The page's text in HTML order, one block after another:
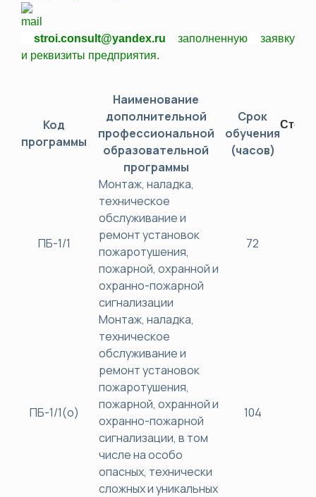
stroi.consult@yandex.ru
заполненную заявку
и реквизиты предприятия.
Код
программы
Наименование
дополнительной
профессиональной
образовательной
программы
Срок
обучения
(часов)
ПБ-1/1
Монтаж, наладка,
техническое
обслуживание и
ремонт установок
пожаротушения,
пожарной, охранной и
охранно-пожарной
сигнализации
72
ПБ-1/1(о)
Монтаж, наладка,
техническое
обслуживание и
ремонт установок
пожаротушения,
пожарной, охранной и
охранно-пожарной
сигнализации, в том
числе на особо
опасных, технически
сложных и уникальных
104